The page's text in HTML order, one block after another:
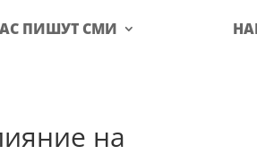
ПИШУТ СМИ
на